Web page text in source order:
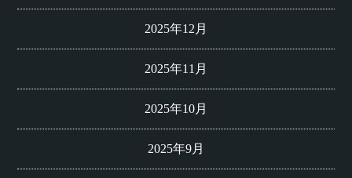
2025年12月
2025年11月
2025年10月
2025年9月